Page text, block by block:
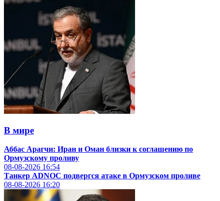
В мире
Аббас Арагчи: Иран и Оман близки к соглашению по
Ормузскому проливу
08-08-2026 16:54
Танкер ADNOC подвергся атаке в Ормузском проливе
08-08-2026 16:20